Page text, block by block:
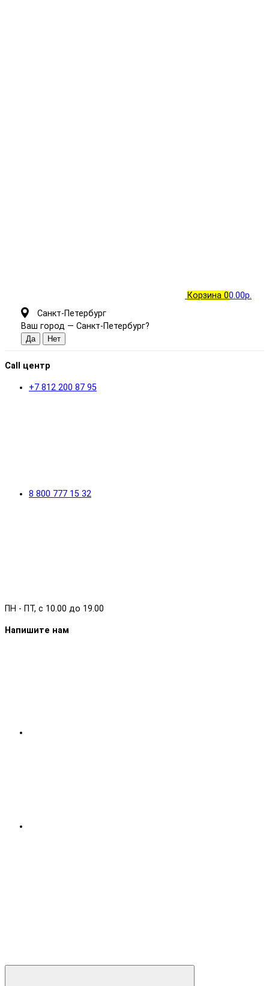
Корзина 00.00р.
Санкт-Петербург
Ваш город — Санкт-Петербург?
Call центр
+7 812 200 87 95
8 800 777 15 32
ПН - ПТ, с 10.00 до 19.00
Напишите нам